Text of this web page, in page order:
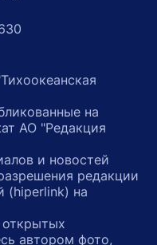
на
АО "Редакция
и новостей
редакции
(hiperlink) на
автором фото,